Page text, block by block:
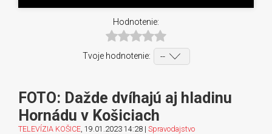
Hodnotenie:
Tvoje hodnotenie:
FOTO: Dažde dvíhajú aj hladinu
Hornádu v Košiciach
TELEVÍZIA KOŠICE , 19.01.2023 14:28 | Spravodajstvo